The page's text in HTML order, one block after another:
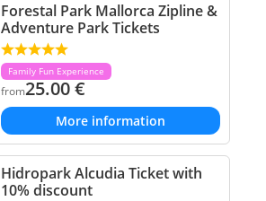
Forestal Park Mallorca Zipline &
Adventure Park Tickets
Family Fun Experience
from25.00€
More information
Hidropark Alcudia Ticket with
10% discount